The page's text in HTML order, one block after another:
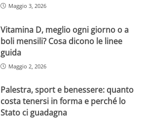
Maggio 3, 2026
Vitamina D, meglio ogni giorno o a
boli mensili? Cosa dicono le linee
guida
Maggio 2, 2026
Palestra, sport e benessere: quanto
costa tenersi in forma e perché lo
Stato ci guadagna